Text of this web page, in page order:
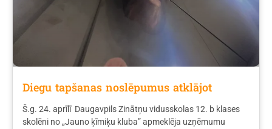
Diegu tapšanas noslēpumus atklājot
Š.g. 24. aprīlī Daugavpils Zinātņu vidusskolas 12. b klases
skolēni no „Jauno ķīmiķu kluba” apmeklēja uzņēmumu